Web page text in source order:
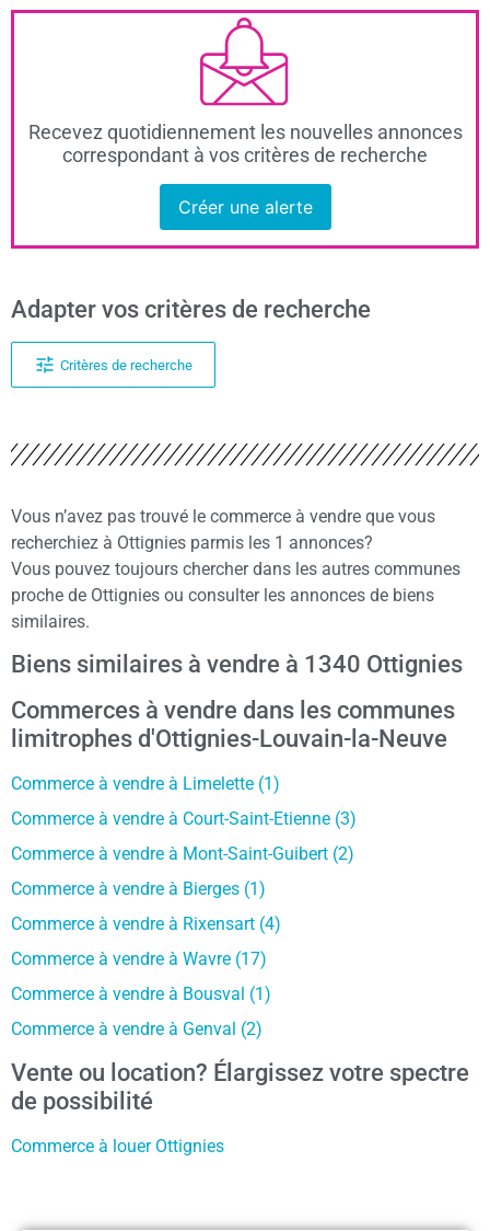
Recevez quotidiennement les nouvelles annonces
correspondant à vos critères de recherche
Créer une alerte
Adapter vos critères de recherche
Critères de recherche
Vous n’avez pas trouvé le commerce à vendre que vous
recherchiez à Ottignies parmis les 1 annonces?
Vous pouvez toujours chercher dans les autres communes
proche de Ottignies ou consulter les annonces de biens
similaires.
Biens similaires à vendre à 1340 Ottignies
Commerces à vendre dans les communes
limitrophes d'Ottignies-Louvain-la-Neuve
Commerce à vendre à Limelette (1)
Commerce à vendre à Court-Saint-Etienne (3)
Commerce à vendre à Mont-Saint-Guibert (2)
Commerce à vendre à Bierges (1)
Commerce à vendre à Rixensart (4)
Commerce à vendre à Wavre (17)
Commerce à vendre à Bousval (1)
Commerce à vendre à Genval (2)
Vente ou location? Élargissez votre spectre
de possibilité
Commerce à louer Ottignies